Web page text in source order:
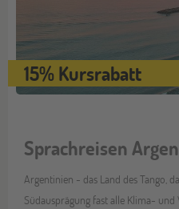
15% Kursrabatt
Sprachreisen
Argentinien - das Land des Tango,
Südausprägung fast alle Klima-